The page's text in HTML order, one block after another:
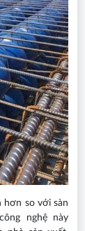
hơn so với sàn
nghệ này